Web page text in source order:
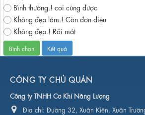
Bình thường.! coi cũng được
Không đẹp lắm.! Còn đơn điệu
Không đẹp.! Rối mắt
CÔNG TY CHỦ QUẢN
Công ty TNHH Cơ Khí Năng Lượng
Địa chỉ: Đường 32, Xuân Kiên, Xuân